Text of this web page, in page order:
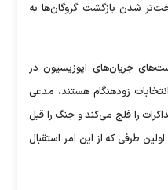
شدن بازگشت گروگان‌ها به
جریان‌های اپوزیسیون در
زودهنگام هستند، مدعی
را فلج می‌کند و جنگ را قبل
طرفی که از این امر استقبال